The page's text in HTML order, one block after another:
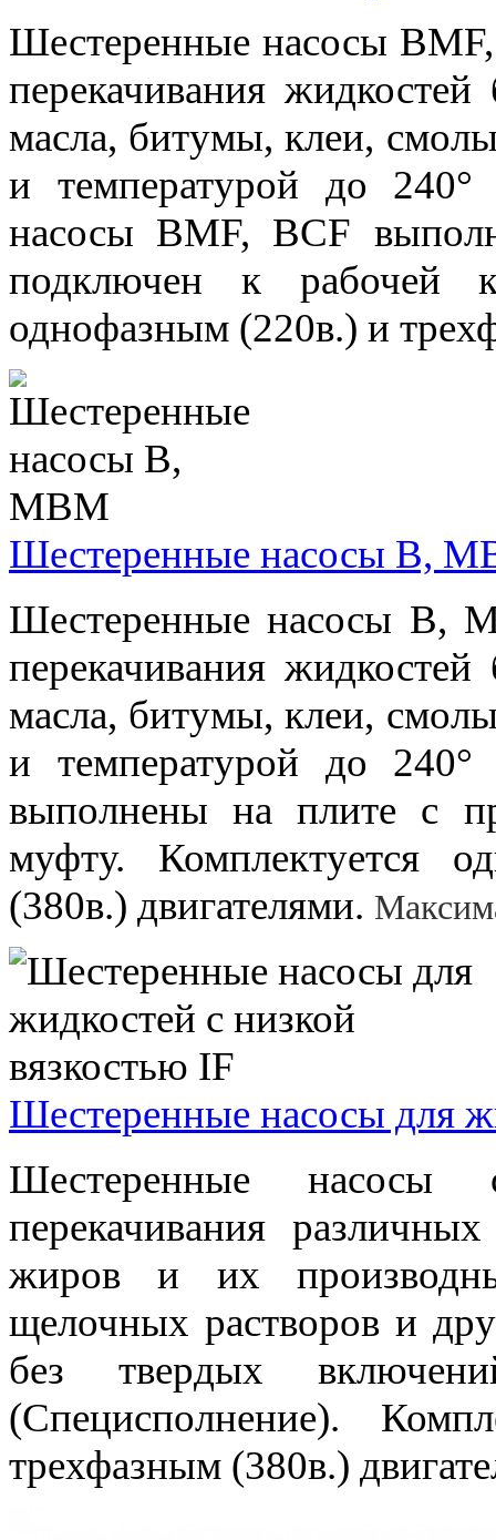
Шестеренные насосы
перекачивания
масла, битумы, клеи,
и температурой до 240°
насосы BMF, BCF
подключен к рабочей
однофазным (220в.) и
Шестеренные насосы B,
Шестеренные насосы B,
перекачивания
масла, битумы, клеи,
и температурой до 240°
выполнены на плите с
муфту. Комплектуется
(380в.) двигателями.
Шестеренные насосы для
Шестеренные насосы
перекачивания
жиров и их
щелочных растворов и
без твердых
(Cпецисполнение).
трехфазным (380в.)